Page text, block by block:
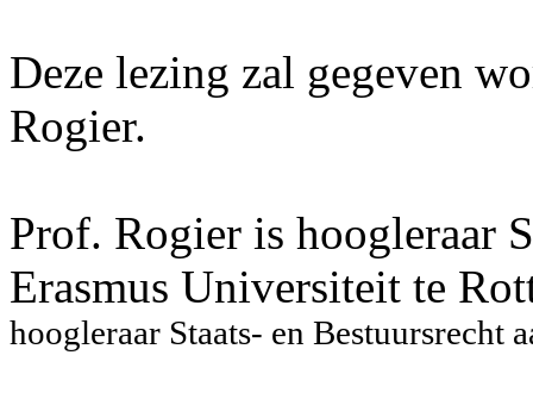
Deze lezing zal gegeven
Rogier.
Prof. Rogier is hoogleraar
Erasmus Universiteit te
hoogleraar Staats- en Bestuursrecht